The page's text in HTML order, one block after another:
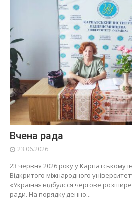
Вчена рада
23.06.2026
23 червня 2026 року у Карпатському
Відкритого міжнародного
«Україна» відбулося чергове
ради. На порядку денно...